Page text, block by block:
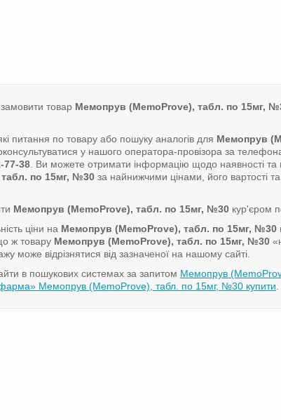
товар Мемопрув (MemoProve), табл. по 15мг,
питання по товару або пошуку аналогів для Мемопрув
у нашого оператора-провізора за
77-38 . Ви можете отримати інформацію щодо наявності
по 15мг, №30 за найнижчими цінами, його вартості та
Мемопрув (MemoProve), табл. по 15мг, №30 кур'єром
ціни на Мемопрув (MemoProve), табл. по 15мг, №30
ж товару Мемопрув (MemoProve), табл. по 15мг, №30
може відрізнятися від зазначеної на нашому сайті.
в пошукових системах за запитом Мемопрув
Мемопрув (MemoProve), табл. по 15мг, №30 купити